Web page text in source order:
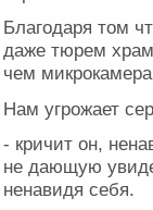
Благодаря том
даже тюрем
чем
Нам угрожает
- кричит он,
не дающую
ненавидя себя.